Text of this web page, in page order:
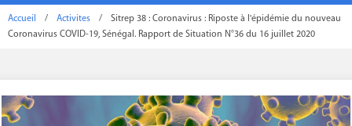
Accueil / Activites /
Sitrep 38 : Coronavirus : Riposte à l'épidémie du nouveau
Coronavirus COVID-19, Sénégal. Rapport de Situation N°36 du 16 juillet 2020